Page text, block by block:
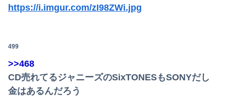
https://i.imgur.com/zI98ZWi.jpg
499
>>468
CD売れてるジャニーズのSixTONESもSONYだし
金はあるんだろう